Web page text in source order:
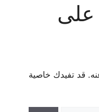
على
قد تفيدك خاصية